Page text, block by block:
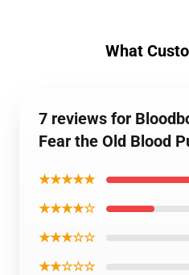
What
7 reviews for
Fear the Old Blood
★★★★★
★★★★☆
★★★☆☆
★★☆☆☆